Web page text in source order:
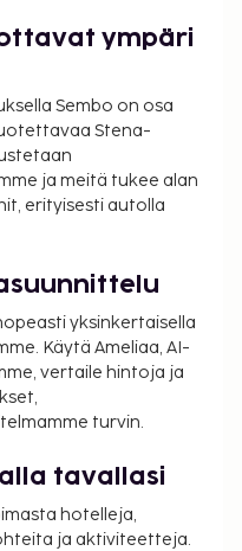
ympäri
Sembo on osa
Stena-
ja meitä tukee alan
erityisesti autolla
yksinkertaisella
Käytä Ameliaa, AI-
vertaile hintoja ja
turvin.
tavallasi
hotelleja,
ja aktiviteetteja.